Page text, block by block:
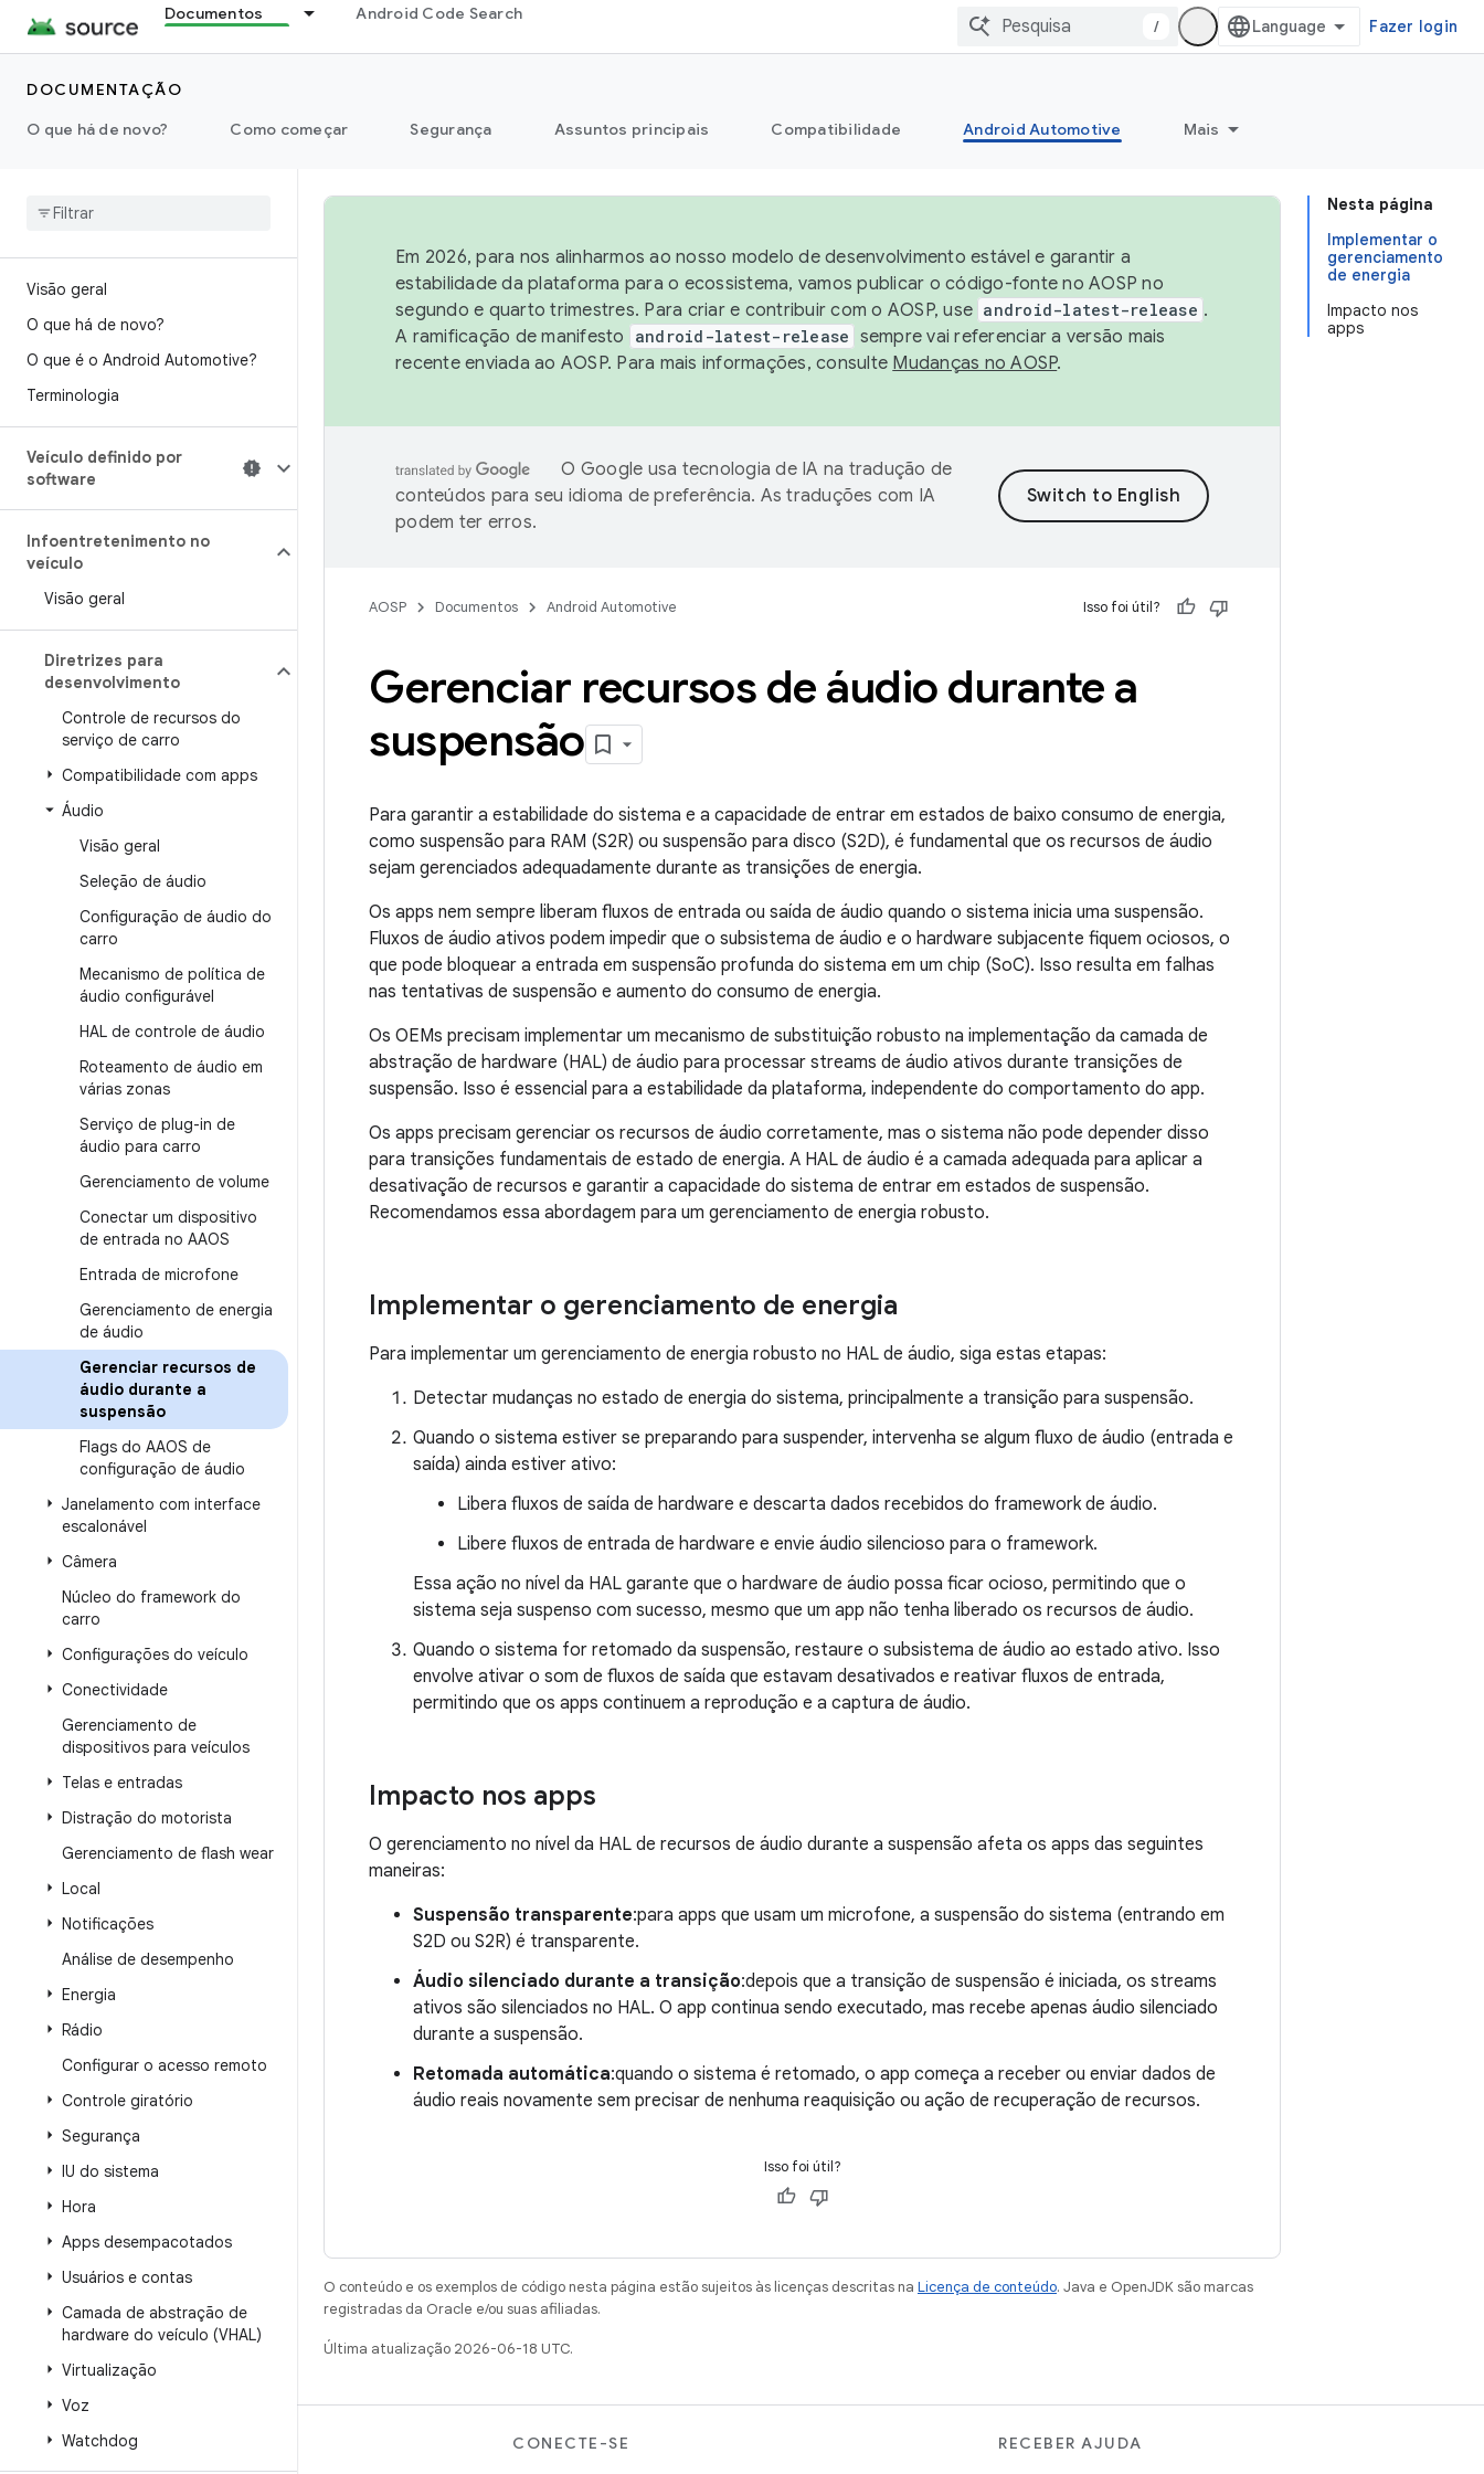
Documentos Android Code Search
/ Fazer login
DOCUMENTAÇÃO
O que há de novo?
Como começar Segurança Assuntos principais Compatibilidade Android Automotive Mais
Visão geral
O que há de novo?
O que é o Android Automotive?
Terminologia
Veículo definido por
software
Infoentretenimento no
veículo
Visão geral
Diretrizes para
desenvolvimento
Controle de recursos do
serviço de carro
Compatibilidade com apps
Áudio
Visão geral
Seleção de áudio
Configuração de áudio do
carro
Mecanismo de política de
áudio configurável
HAL de controle de áudio
Roteamento de áudio em
várias zonas
Serviço de plug-in de
áudio para carro
Gerenciamento de volume
Conectar um dispositivo
de entrada no AAOS
Entrada de microfone
Gerenciamento de energia
de áudio
Gerenciar recursos de
áudio durante a
suspensão
Flags do AAOS de
configuração de áudio
Janelamento com interface
escalonável
Câmera
Núcleo do framework do
carro
Configurações do veículo
Conectividade
Gerenciamento de
dispositivos para veículos
Telas e entradas
Distração do motorista
Gerenciamento de flash wear
Local
Notificações
Análise de desempenho
Energia
Rádio
Configurar o acesso remoto
Controle giratório
Segurança
IU do sistema
Hora
Apps desempacotados
Usuários e contas
Camada de abstração de
hardware do veículo (VHAL)
Virtualização
Voz
Watchdog
Nesta página
Implementar o
gerenciamento
de energia
Impacto nos
apps
Em 2026, para nos alinharmos ao nosso modelo de desenvolvimento estável e garantir a
estabilidade da plataforma para o ecossistema, vamos publicar o código-fonte no AOSP no
segundo e quarto trimestres. Para criar e contribuir com o AOSP, use android-latest-release .
A ramificação de manifesto
android-latest-release sempre vai referenciar a versão mais
recente enviada ao AOSP. Para mais informações, consulte Mudanças no AOSP.
O Google usa tecnologia de IA na tradução de
conteúdos para seu idioma de preferência. As traduções com IA
podem ter erros.
AOSP Documentos Android Automotive Isso foi útil?
Gerenciar recursos de áudio durante a
suspensão
Para garantir a estabilidade do sistema e a capacidade de entrar em estados de baixo consumo de energia,
como suspensão para RAM (S2R) ou suspensão para disco (S2D), é fundamental que os recursos de áudio
sejam gerenciados adequadamente durante as transições de energia.
Os apps nem sempre liberam fluxos de entrada ou saída de áudio quando o sistema inicia uma suspensão.
Fluxos de áudio ativos podem impedir que o subsistema de áudio e o hardware subjacente fiquem ociosos, o
que pode bloquear a entrada em suspensão profunda do sistema em um chip (SoC). Isso resulta em falhas
nas tentativas de suspensão e aumento do consumo de energia.
Os OEMs precisam implementar um mecanismo de substituição robusto na implementação da camada de
abstração de hardware (HAL) de áudio para processar streams de áudio ativos durante transições de
suspensão. Isso é essencial para a estabilidade da plataforma, independente do comportamento do app.
Os apps precisam gerenciar os recursos de áudio corretamente, mas o sistema não pode depender disso
para transições fundamentais de estado de energia. A HAL de áudio é a camada adequada para aplicar a
desativação de recursos e garantir a capacidade do sistema de entrar em estados de suspensão.
Recomendamos essa abordagem para um gerenciamento de energia robusto.
Implementar o gerenciamento de energia
Para implementar um gerenciamento de energia robusto no HAL de áudio, siga estas etapas:
Detectar mudanças no estado de energia do sistema, principalmente a transição para suspensão.
Quando o sistema estiver se preparando para suspender, intervenha se algum fluxo de áudio (entrada e
saída) ainda estiver ativo:
Libera fluxos de saída de hardware e descarta dados recebidos do framework de áudio.
Libere fluxos de entrada de hardware e envie áudio silencioso para o framework.
Essa ação no nível da HAL garante que o hardware de áudio possa ficar ocioso, permitindo que o
sistema seja suspenso com sucesso, mesmo que um app não tenha liberado os recursos de áudio.
Quando o sistema for retomado da suspensão, restaure o subsistema de áudio ao estado ativo. Isso
envolve ativar o som de fluxos de saída que estavam desativados e reativar fluxos de entrada,
permitindo que os apps continuem a reprodução e a captura de áudio.
Impacto nos apps
O gerenciamento no nível da HAL de recursos de áudio durante a suspensão afeta os apps das seguintes
maneiras:
Suspensão transparente:para apps que usam um microfone, a suspensão do sistema (entrando em
S2D ou S2R) é transparente.
Áudio silenciado durante a transição:depois que a transição de suspensão é iniciada, os streams
ativos são silenciados no HAL. O app continua sendo executado, mas recebe apenas áudio silenciado
durante a suspensão.
Retomada automática:quando o sistema é retomado, o app começa a receber ou enviar dados de
áudio reais novamente sem precisar de nenhuma reaquisição ou ação de recuperação de recursos.
Isso foi útil?
O conteúdo e os exemplos de código nesta página estão sujeitos às licenças descritas na Licença de conteúdo. Java e OpenJDK são marcas
registradas da Oracle e/ou suas afiliadas.
Última atualização 2026-06-18 UTC.
CRIAR
CONECTE-SE
RECEBER AJUDA